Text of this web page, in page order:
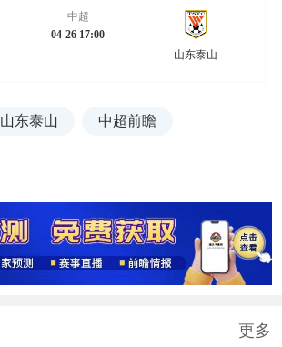
中超
04-26 17:00
山东泰山
山东泰山 中超前瞻
更多